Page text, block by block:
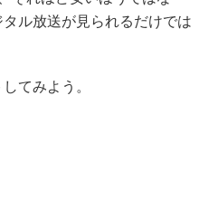
ル放送が見られるだけでは
てみよう。